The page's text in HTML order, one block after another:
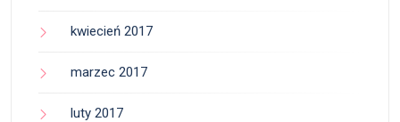
kwiecień 2017
marzec 2017
luty 2017